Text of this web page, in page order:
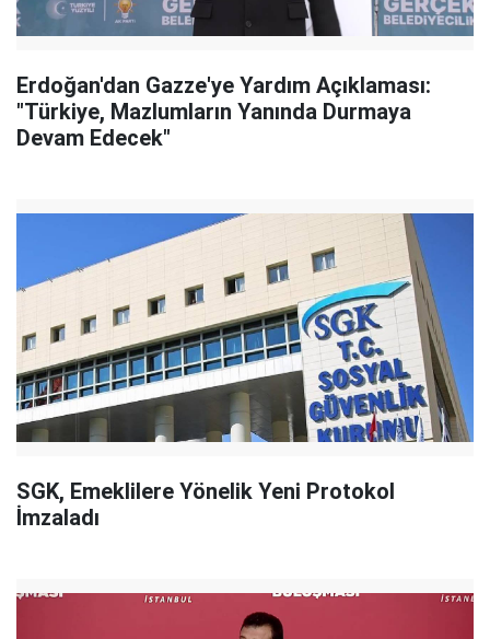
Erdoğan'dan Gazze'ye Yardım Açıklaması:
"Türkiye, Mazlumların Yanında Durmaya
Devam Edecek"
SGK, Emeklilere Yönelik Yeni Protokol
İmzaladı